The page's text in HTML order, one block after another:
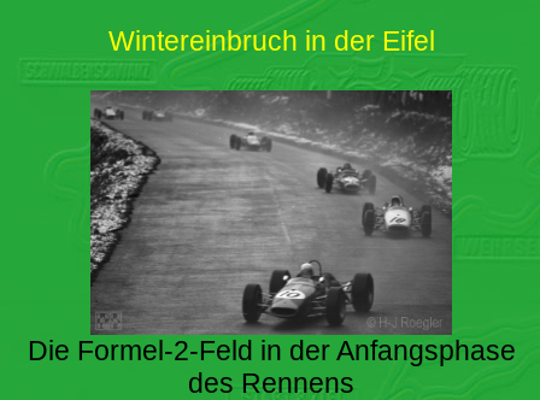
Wintereinbruch in der Eifel
Die Formel-2-Feld in der Anfangsphase
des Rennens